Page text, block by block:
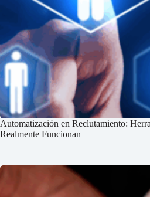
Automatización en Reclutamiento:
Realmente Funcionan